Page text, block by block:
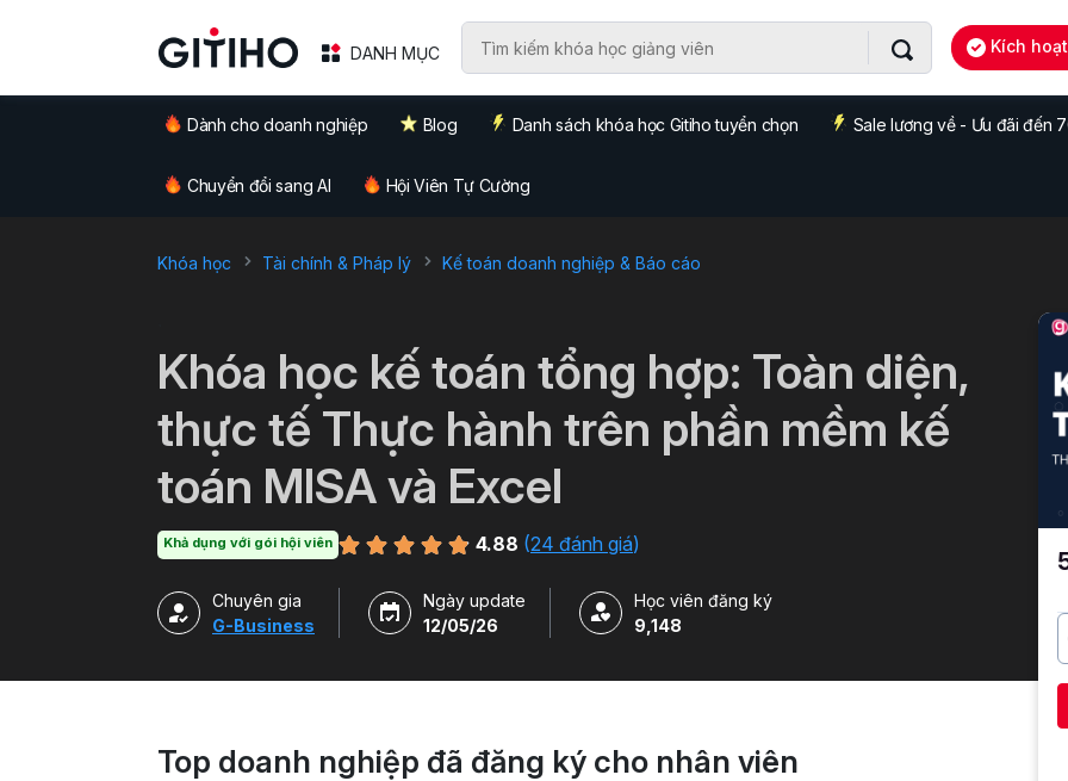
DANH MỤC Kích
Dành cho doanh nghiệp Blog Danh sách khóa học Gitiho tuyển chọn Sale lương về - Ưu đãi đến
Chuyển đổi sang AI Hội Viên Tự Cường
Khóa học Tài chính & Pháp lý Kế toán doanh nghiệp & Báo cáo
Khóa học kế toán tổng hợp: Toàn diện,
thực tế Thực hành trên phần mềm kế
toán MISA và Excel
Khả dụng với gói hội viên 4.88 (24 đánh giá)
Chuyên gia
G-Business
Ngày update
12/05/26
Học viên đăng ký
9,148
Top doanh nghiệp đã đăng ký cho nhân viên